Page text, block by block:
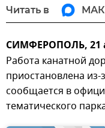
Читать в
СИМФЕРОПОЛЬ, 21
Работа канатной
приостановлена
сообщается в
тематического